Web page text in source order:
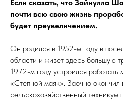
Если сказать, что Зайнулла
почти всю свою жизнь
будет преувеличением.
Он родился в 1952-м году в
области и живет здесь большую
1972-м году устроился работать
«Степной маяк». Заочно
сельскохозяйственный техникум